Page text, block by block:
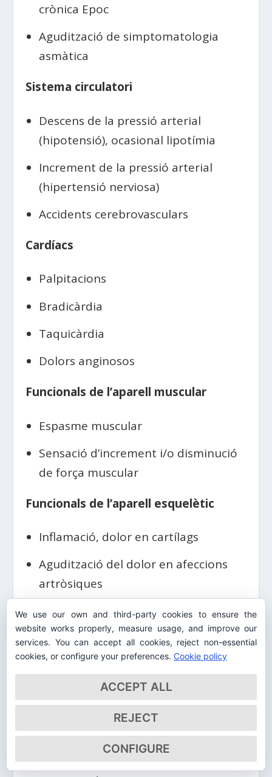
crònica Epoc
Agudització de simptomatologia
asmàtica
Sistema circulatori
Descens de la pressió arterial
(hipotensió), ocasional lipotímia
Increment de la pressió arterial
(hipertensió nerviosa)
Accidents cerebrovasculars
Cardíacs
Palpitacions
Bradicàrdia
Taquicàrdia
Dolors anginosos
Funcionals de l’aparell muscular
Espasme muscular
Sensació d’increment i/o disminució
de força muscular
Funcionals de l’aparell esquelètic
Inflamació, dolor en cartílags
Agudització del dolor en afeccions
artròsiques
Dolors reumàtics
Generals
Repentina i temporaria agudització
d’afeccions cròniques (prevalents),
encara d’aquelles en curs de
tractament i/o en procés de remissió
Hipersensibilitat postquirúrgica (fins
We use our own and third-party cookies to ensure the
website works properly, measure usage, and improve our
services. You can accept all cookies, reject non-essential
cookies, or configure your preferences. Cookie policy
ACCEPT ALL
REJECT
CONFIGURE